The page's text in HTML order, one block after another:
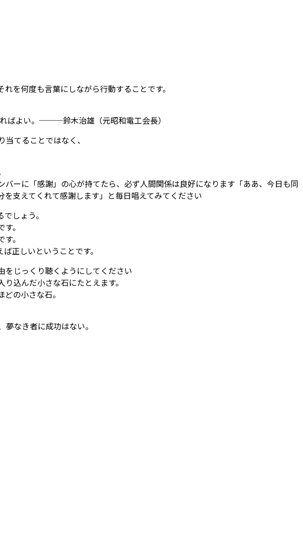
を何度も言葉にしながら行動することです。
ばよい。───鈴木治雄（元昭和電工会長）
てることではなく、
ーに「感謝」の心が持てたら、必ず人間関係は良好になります「ああ、今日も同
支えてくれて感謝します」と毎日唱えてみてください
しょう。
。
。
正しいということです。
をじっくり聴くようにしてください
込んだ小さな石にたとえます。
の小さな石。
なき者に成功はない。